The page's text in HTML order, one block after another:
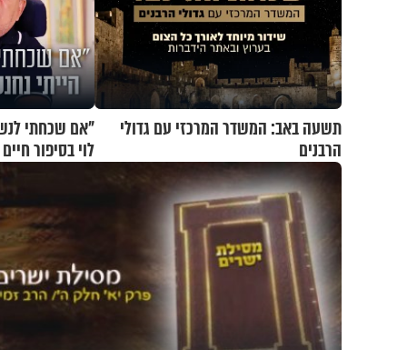
תשעה באב: המשדר המרכזי עם גדולי
הרבנים
"אם שכחתי
לוי בסיפור